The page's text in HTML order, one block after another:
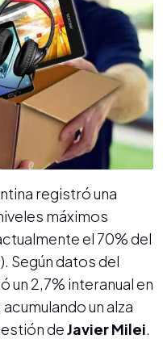
registró una
máximos
el 70% del
Según datos del
un 2,7% interanual en
un alza
de Javier Milei